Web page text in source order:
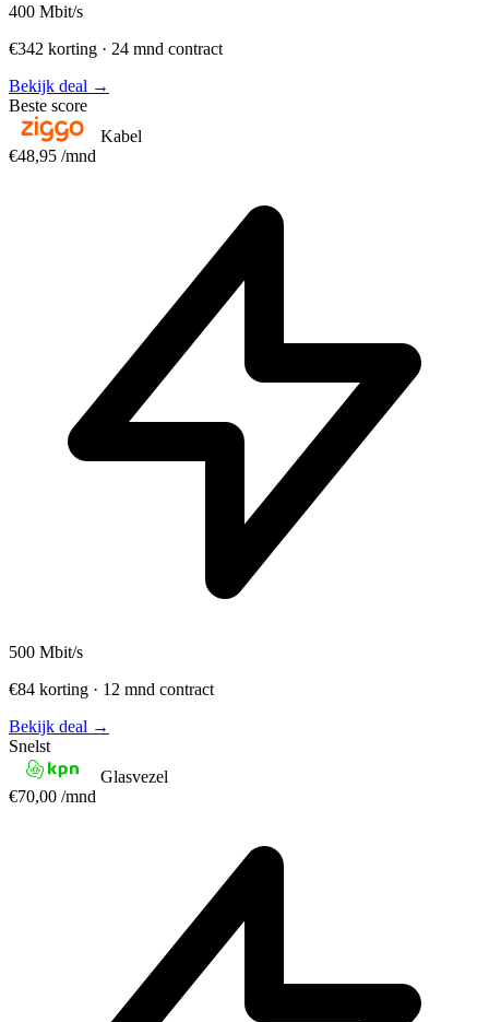
400 Mbit/s
€342 korting · 24 mnd contract
Bekijk deal →
Beste score
Kabel
€48,95 /mnd
500 Mbit/s
€84 korting · 12 mnd contract
Bekijk deal →
Snelst
Glasvezel
€70,00 /mnd